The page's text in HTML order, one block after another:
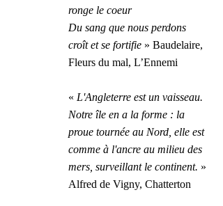
ronge le coeur
Du sang que nous perdons
croît et se fortifie » Baudelaire,
Fleurs du mal, L’Ennemi
« L'Angleterre est un vaisseau.
Notre île en a la forme : la
proue tournée au Nord, elle est
comme à l'ancre au milieu des
mers, surveillant le continent. »
Alfred de Vigny, Chatterton